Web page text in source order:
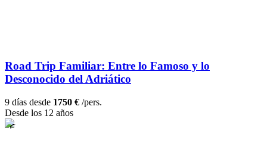
Road Trip Familiar: Entre lo Famoso y lo
Desconocido del Adriático
9 días desde 1750 € /pers.
Desde los 12 años